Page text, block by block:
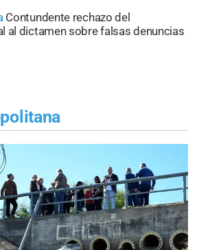
Contundente rechazo del
al dictamen sobre falsas denuncias